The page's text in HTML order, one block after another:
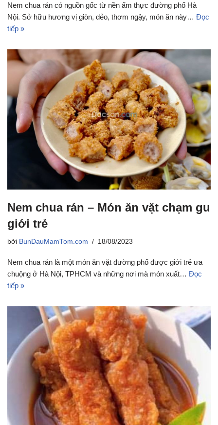
Nem chua rán có nguồn gốc từ nền ẩm thực đường phố Hà
Nội. Sở hữu hương vị giòn, dẻo, thơm ngậy, món ăn này… Đọc
tiếp »
Nem chua rán – Món ăn vặt chạm gu
giới trẻ
bởi BunDauMamTom.com 18/08/2023
Nem chua rán là một món ăn vặt đường phố được giới trẻ ưa
chuộng ở Hà Nội, TPHCM và những nơi mà món xuất… Đọc
tiếp »